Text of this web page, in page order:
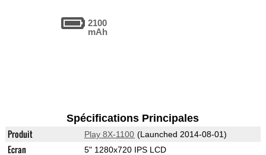
2100
mAh
Spécifications Principales
Produit Play 8X-1100 (Launched 2014-08-01)
Ecran 5" 1280x720 IPS LCD